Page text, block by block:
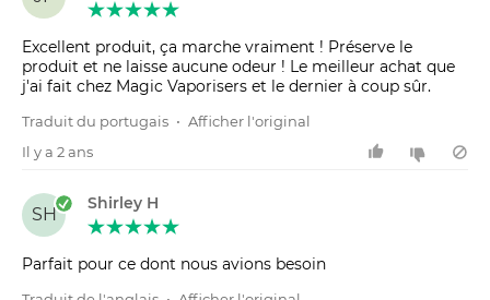
Excellent produit, ça marche vraiment ! Préserve le
produit et ne laisse aucune odeur ! Le meilleur achat que
j'ai fait chez Magic Vaporisers et le dernier à coup sûr.
Traduit du portugais • Afficher l'original
Il y a 2 ans
SH
Shirley H
Parfait pour ce dont nous avions besoin